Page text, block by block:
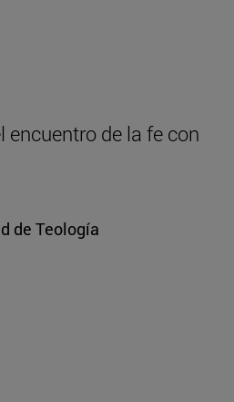
encuentro de la fe con
de Teología